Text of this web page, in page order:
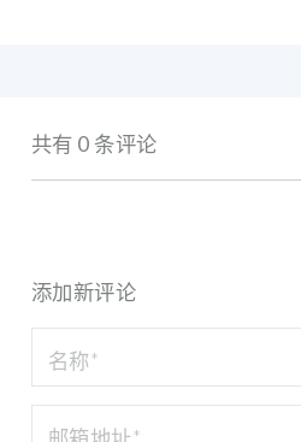
共有 0 条评论
添加新评论